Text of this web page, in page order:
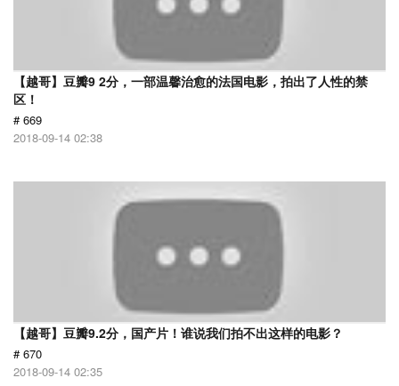
【越哥】豆瓣9 2分，一部温馨治愈的法国电影，拍出了人性的禁
区！
# 669
2018-09-14 02:38
【越哥】豆瓣9.2分，国产片！谁说我们拍不出这样的电影？
# 670
2018-09-14 02:35